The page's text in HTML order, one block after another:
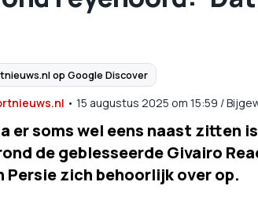
op Google Discover
• 15 augustus 2025 om 15:59 /
er soms wel eens naast zitten
de geblesseerde Givairo
Persie zich behoorlijk over op.